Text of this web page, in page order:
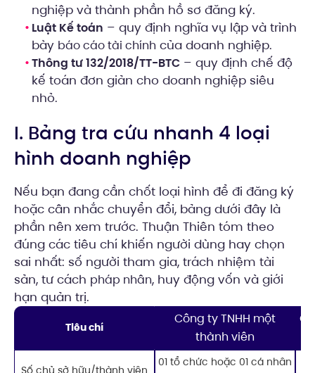
nghiệp và thành phần hồ sơ đăng ký.
Luật Kế toán – quy định nghĩa vụ lập và trình
bày báo cáo tài chính của doanh nghiệp.
Thông tư 132/2018/TT-BTC – quy định chế độ
kế toán đơn giản cho doanh nghiệp siêu
nhỏ.
I. Bảng tra cứu nhanh 4 loại
hình doanh nghiệp
Nếu bạn đang cần chốt loại hình để đi đăng ký
hoặc cân nhắc chuyển đổi, bảng dưới đây là
phần nên xem trước. Thuận Thiên tóm theo
đúng các tiêu chí khiến người dùng hay chọn
sai nhất: số người tham gia, trách nhiệm tài
sản, tư cách pháp nhân, huy động vốn và giới
hạn quản trị.
Tiêu chí
Công ty TNHH một
thành viên
Số chủ sở hữu/thành viên
01 tổ chức hoặc 01 cá nhân